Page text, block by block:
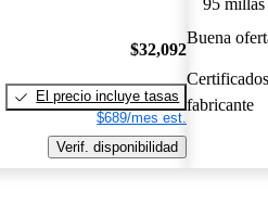
$32,092
El precio incluye tasas
$689/mes est.
Verif. disponibilidad
Buena
fabricante